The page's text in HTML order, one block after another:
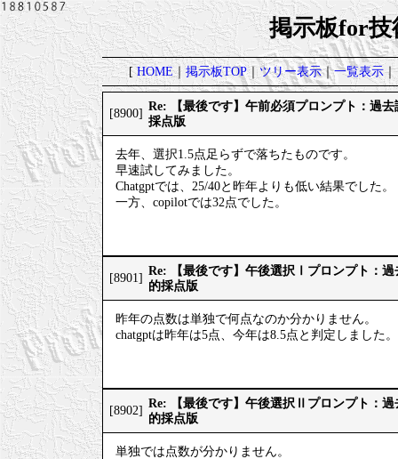
掲示板for技
[HOME｜掲示板TOP｜ツリー表示｜一覧表示｜
[8900]
Re: 【最後です】午前必須プロンプト：過
採点版
去年、選択1.5点足らずで落ちたものです。
早速試してみました。
Chatgptでは、25/40と昨年よりも低い結果でした。
一方、copilotでは32点でした。
[8901]
Re: 【最後です】午後選択Ⅰプロンプト：
的採点版
昨年の点数は単独で何点なのか分かりません。
chatgptは昨年は5点、今年は8.5点と判定しました。
[8902]
Re: 【最後です】午後選択Ⅱプロンプト：
的採点版
単独では点数が分かりません。